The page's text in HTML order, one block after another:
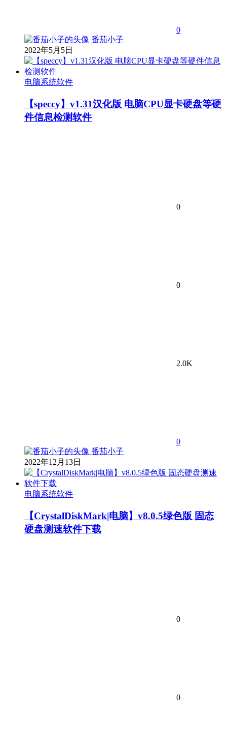
0
番茄小子
2022年5月5日
电脑系统软件
【speccy】v1.31汉化版 电脑CPU显卡硬盘等硬
件信息检测软件
0
0
2.0K
0
番茄小子
2022年12月13日
电脑系统软件
【CrystalDiskMark|电脑】v8.0.5绿色版 固态
硬盘测速软件下载
0
0